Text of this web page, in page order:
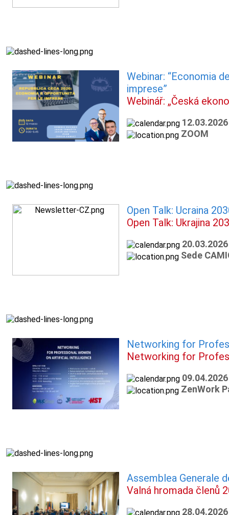
Webinar: “Economia
imprese”
Webinář: „Česká
12.03.2026
ZOOM
Open Talk: Ucraina
Open Talk: Ukrajina
20.03.2026
Sede
Networking for
Networking for
09.04.2026
ZenWork
Assemblea Generale
Valná hromada členů
28.04.2026